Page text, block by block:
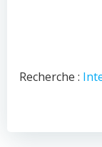
Recherche :